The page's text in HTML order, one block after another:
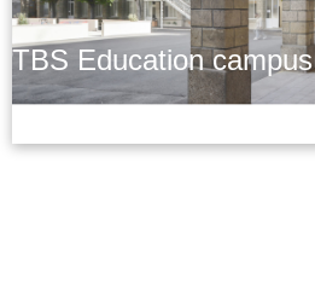
TBS Education